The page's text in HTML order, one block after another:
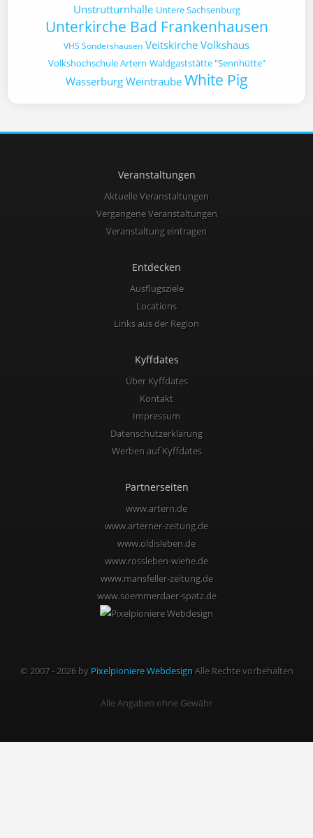
Unstrutturnhalle Untere Sachsenburg
Unterkirche Bad Frankenhausen
VHS Sondershausen Veitskirche Volkshaus
Volkshochschule Artern Waldgaststätte "Sennhütte"
Wasserburg Weintraube White Pig
Veranstaltungen
Aktuelle Veranstaltungen
Vergangene Veranstaltungen
Veranstaltung eintragen
Entdecken
Ausflugsziele
Locations
Links aus der Region
Kyffdates
Über Kyffdates
Kontakt
Impressum
Datenschutzerklärung
Werben auf Kyffdates
Partnerseiten
www.artern.de
www.arterner-zeitung.de
www.oldisleben.de
www.rossleben-wiehe.de
www.mansfeller-zeitung.de
www.soemmerdaer-spatz.de
© 2007 - 2026 by Pixelpioniere Webdesign Alle Rechte vorbehalten
Alle Angaben ohne Gewähr